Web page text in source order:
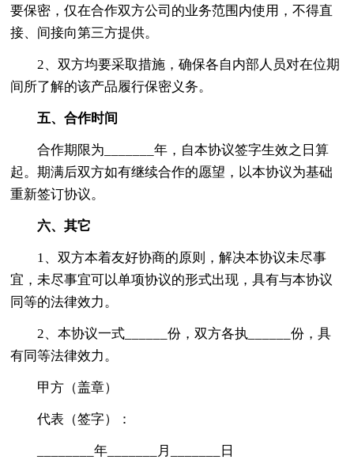
要保密，仅在合作双方公司的业务范围内使用，不得直
接、间接向第三方提供。
2、双方均要采取措施，确保各自内部人员对在位期
间所了解的该产品履行保密义务。
五、合作时间
合作期限为_______年，自本协议签字生效之日算
起。期满后双方如有继续合作的愿望，以本协议为基础
重新签订协议。
六、其它
1、双方本着友好协商的原则，解决本协议未尽事
宜，未尽事宜可以单项协议的形式出现，具有与本协议
同等的法律效力。
2、本协议一式______份，双方各执______份，具
有同等法律效力。
甲方（盖章）
代表（签字）：
________年_______月_______日